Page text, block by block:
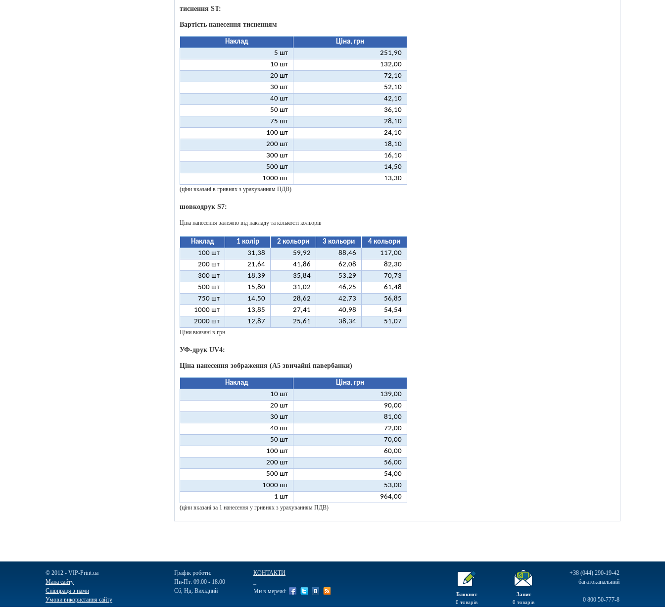
тиснення ST:
Вартість нанесення тисненням
Наклад
Ціна, грн
5 шт
251,90
10 шт
132,00
20 шт
72,10
30 шт
52,10
40 шт
42,10
50 шт
36,10
75 шт
28,10
100 шт
24,10
200 шт
18,10
300 шт
16,10
500 шт
14,50
1000 шт
13,30
(ціни вказані в гривнях з урахуванням ПДВ)
шовкодрук S7:
Ціна нанесення залежно від накладу та кількості кольорів
Наклад 1 колір 2 кольори 3 кольори
4 кольори
100 шт
31,38 59,92 88,46
117,00
200 шт
21,64 41,86 62,08
82,30
300 шт
18,39 35,84 53,29
70,73
500 шт
15,80 31,02 46,25
61,48
750 шт
14,50 28,62 42,73
56,85
1000 шт
13,85 27,41 40,98
54,54
2000 шт
12,87 25,61 38,34 51,07
Ціни вказані в грн.
УФ-друк UV4:
Ціна нанесення зображення (А5 звичайні павербанки)
Наклад
Ціна, грн
10 шт
139,00
20 шт
90,00
30 шт
81,00
40 шт
72,00
50 шт
70,00
100 шт
60,00
200 шт
56,00
500 шт
54,00
1000 шт
53,00
1 шт
964,00
(ціни вказані за 1 нанесення у гривнях з урахуванням ПДВ)
+38 (044) 290-19-42
багатоканальний
0 800 50-777-8
Запит
0 товарів
Блокнот
0 товарів
© 2012 - VIP-Print.ua
Мапа сайту
Співпраця з нами
Умови використання сайту
Графік роботи:
Пн-Пт: 09:00 - 18:00
Сб, Нд: Вихідний
КОНТАКТИ
Ми в мережі: